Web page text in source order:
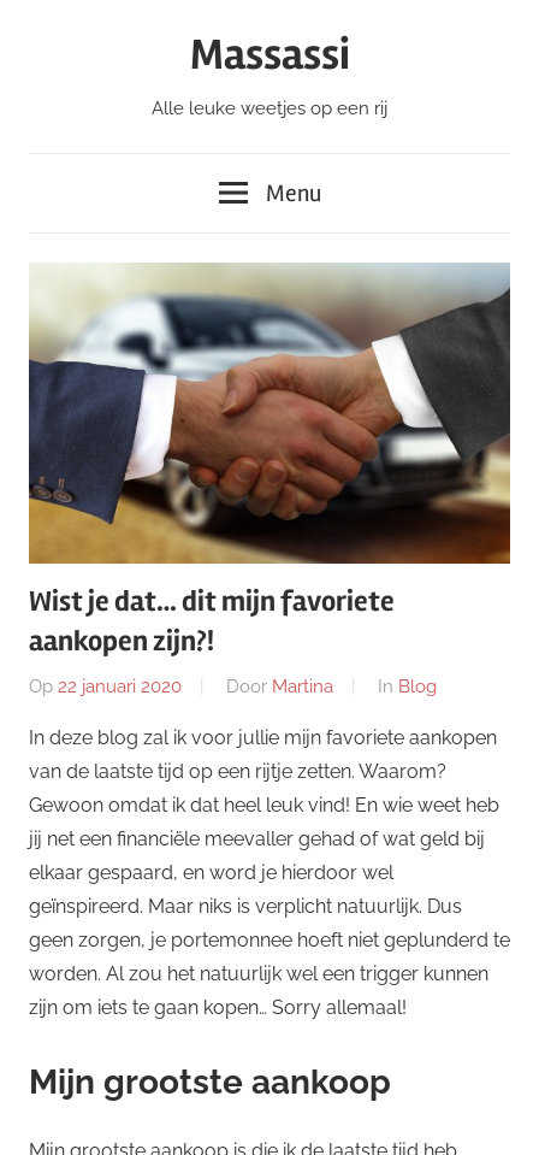
Massassi
Alle leuke weetjes op een rij
Menu
Wist je dat… dit mijn favoriete
aankopen zijn?!
Op 22 januari 2020 Door Martina In Blog
In deze blog zal ik voor jullie mijn favoriete aankopen
van de laatste tijd op een rijtje zetten. Waarom?
Gewoon omdat ik dat heel leuk vind! En wie weet heb
jij net een financiële meevaller gehad of wat geld bij
elkaar gespaard, en word je hierdoor wel
geïnspireerd. Maar niks is verplicht natuurlijk. Dus
geen zorgen, je portemonnee hoeft niet geplunderd te
worden. Al zou het natuurlijk wel een trigger kunnen
zijn om iets te gaan kopen… Sorry allemaal!
Mijn grootste aankoop